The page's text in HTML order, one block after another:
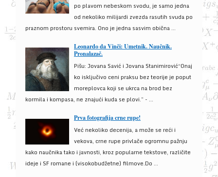
po plavom nebeskom svodu, je samo jedna
od nekoliko milijardi zvezda rasutih svuda po
praznom prostoru svemira. Ono je jedna sasvim obična ...
Leonardo da Vinči: Umetnik. Naučnik.
Pronalazač.
Pišu: Jovana Savić i Jovana Stanimirović“Onaj
ko isključivo ceni praksu bez teorije je poput
moreplovca koji se ukrca na brod bez
kormila i kompasa, ne znajući kuda se plovi.” - ...
Prva fotografija crne rupe!
Već nekoliko decenija, a može se reći i
vekova, crne rupe privlače ogromnu pažnju
kako naučnika tako i javnosti, kroz popularne tekstove, različite
ideje i SF romane i (visokobudžetne) filmove.Do ...